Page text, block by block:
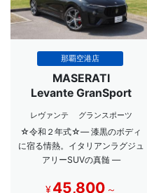
那覇空港店
MASERATI
Levante GranSport
レヴァンテ グランスポーツ
☆令和２年式☆― 漆黒のボディ
に宿る情熱。イタリアンラグジュ
アリーSUVの真髄 ―
¥45,800 ～